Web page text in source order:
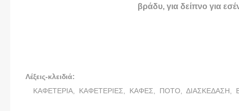
βράδυ, για δείπνο για
Λέξεις-κλειδιά:
ΚΑΦΕΤΕΡΙΑ,
ΚΑΦΕΤΕΡΙΕΣ, ΚΑΦΕΣ, ΠΟΤΟ, ΔΙΑΣΚΕΔΑΣΗ,